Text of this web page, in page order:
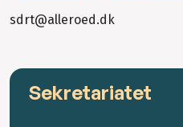
sdrt@alleroed.dk
Sekretariatet